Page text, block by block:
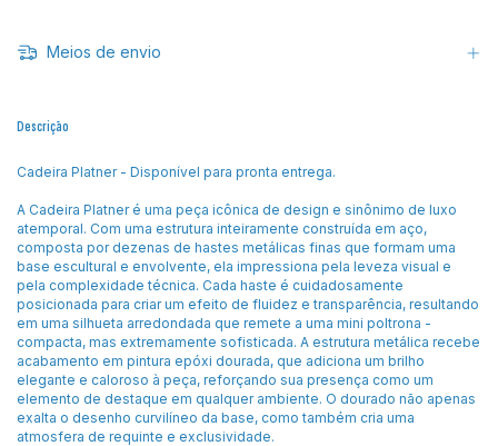
Meios de envio
Descrição
Cadeira Platner - Disponível para pronta entrega.
A Cadeira Platner é uma peça icônica de design e sinônimo de luxo
atemporal. Com uma estrutura inteiramente construída em aço,
composta por dezenas de hastes metálicas finas que formam uma
base escultural e envolvente, ela impressiona pela leveza visual e
pela complexidade técnica. Cada haste é cuidadosamente
posicionada para criar um efeito de fluidez e transparência, resultando
em uma silhueta arredondada que remete a uma mini poltrona -
compacta, mas extremamente sofisticada. A estrutura metálica recebe
acabamento em pintura epóxi dourada, que adiciona um brilho
elegante e caloroso à peça, reforçando sua presença como um
elemento de destaque em qualquer ambiente. O dourado não apenas
exalta o desenho curvilíneo da base, como também cria uma
atmosfera de requinte e exclusividade.